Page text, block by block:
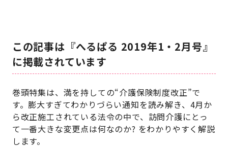
この記事は『へるぱる 2019年1・2月号』
に掲載されています
巻頭特集は、満を持しての“介護保険制度改正”で
す。膨大すぎてわかりづらい通知を読み解き、4月か
ら改正施工されている法令の中で、訪問介護にとっ
て一番大きな変更点は何なのか? をわかりやすく解説
します。